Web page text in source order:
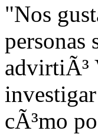
"Nos
personas
advirtiÃ³
cÃ³mo